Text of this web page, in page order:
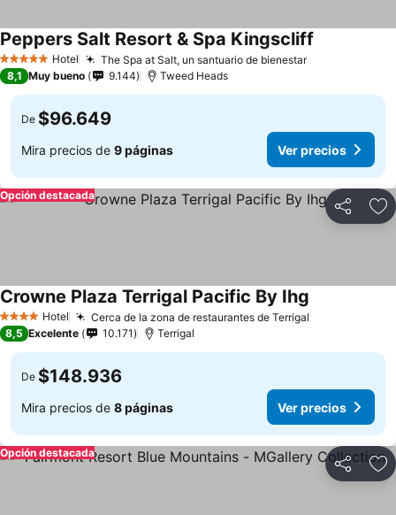
5 Estrellas Hotel The Spa at Salt, un santuario de bienestarVer precios
Peppers Salt Resort & Spa Kingscliff
8,1 Muy bueno 9.144 Tweed Heads
De $96.649
Mira precios de 9 páginas Ver precios
Compartir
Opción destacada
4 EstrellasHotel Cerca de la zona de restaurantes de Terrigal
Crowne Plaza Terrigal Pacific By Ihg
8,5 Excelente 10.171 Terrigal
De $148.936
Mira precios de 8 páginas Ver precios
Compartir
Opción destacada